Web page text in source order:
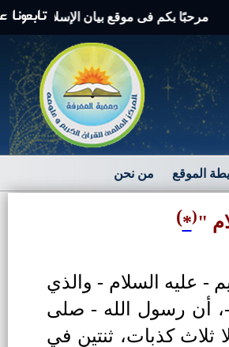
بكم فى موقع بيان الإسلام الرد على
الموقع من نحن
"
(
*
)
عليه السلام - والذي
، أن رسول الله - صلى
ثلاث كذبات، ثنتين في